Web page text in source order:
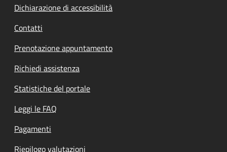
Dichiarazione di accessibilità
Contatti
Prenotazione appuntamento
Richiedi assistenza
Statistiche del portale
Leggi le FAQ
Pagamenti
Riepilogo valutazioni